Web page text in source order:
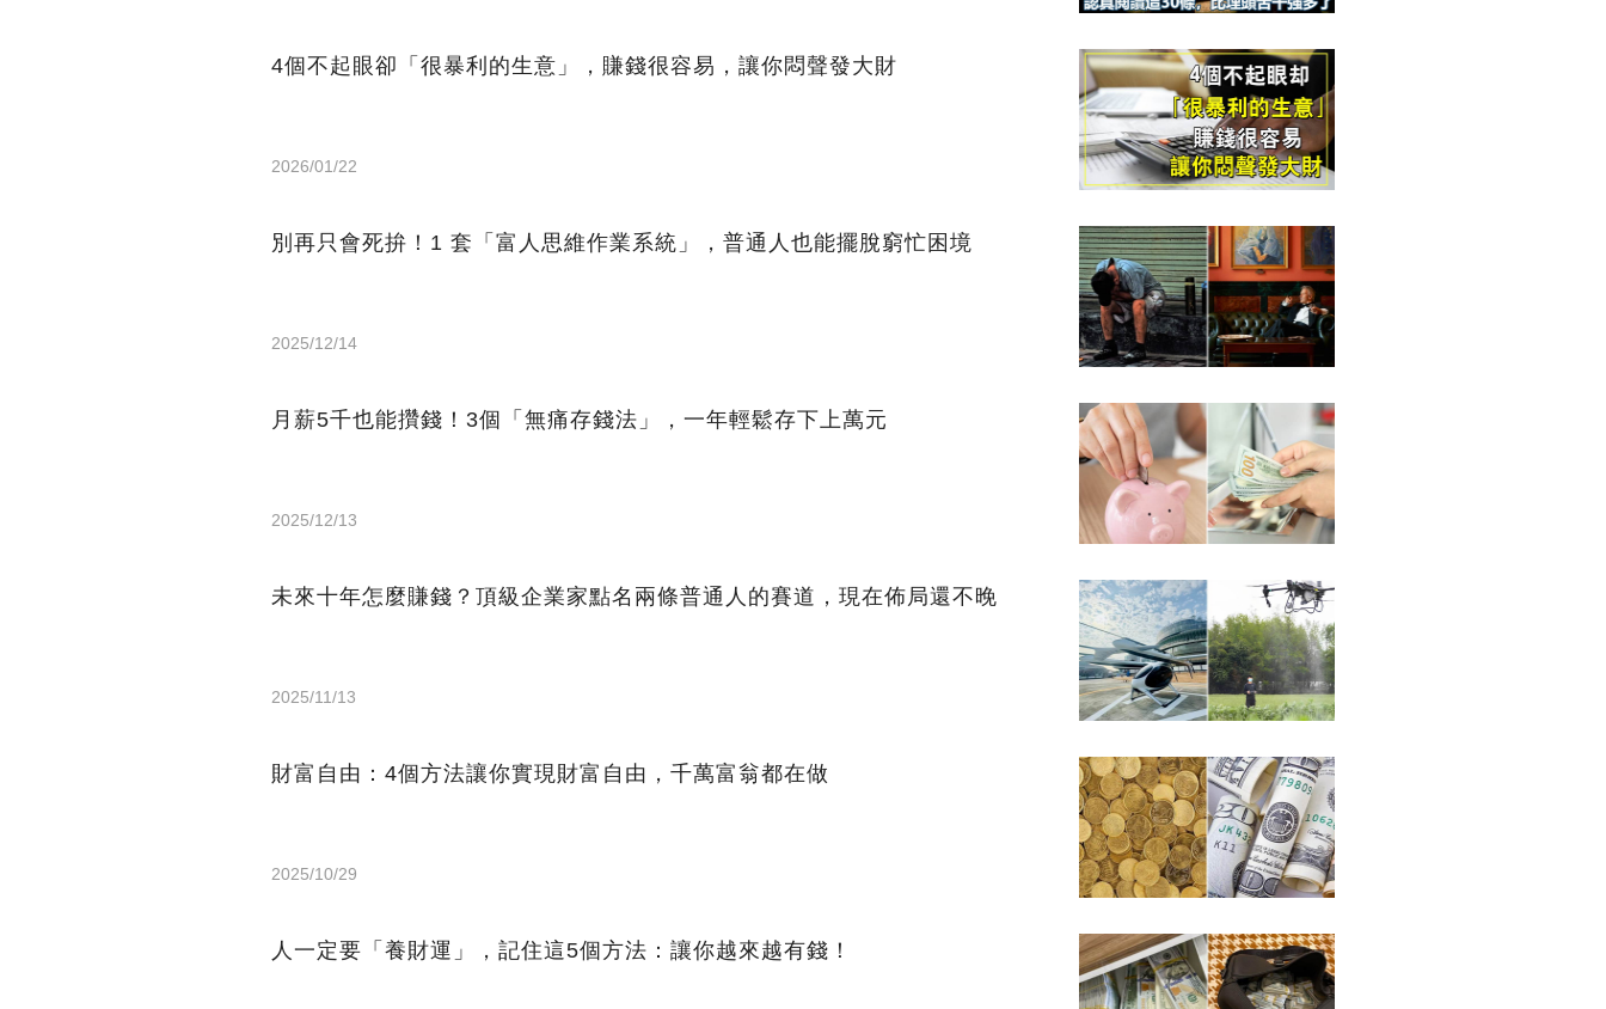
4個不起眼卻「很暴利的生意」，賺錢很容易，讓你悶聲發大財
2026/01/22
別再只會死拚！1 套「富人思維作業系統」，普通人也能擺脫窮忙困境
2025/12/14
月薪5千也能攢錢！3個「無痛存錢法」，一年輕鬆存下上萬元
2025/12/13
未來十年怎麼賺錢？頂級企業家點名兩條普通人的賽道，現在佈局還不晚
2025/11/13
財富自由：4個方法讓你實現財富自由，千萬富翁都在做
2025/10/29
人一定要「養財運」，記住這5個方法：讓你越來越有錢！